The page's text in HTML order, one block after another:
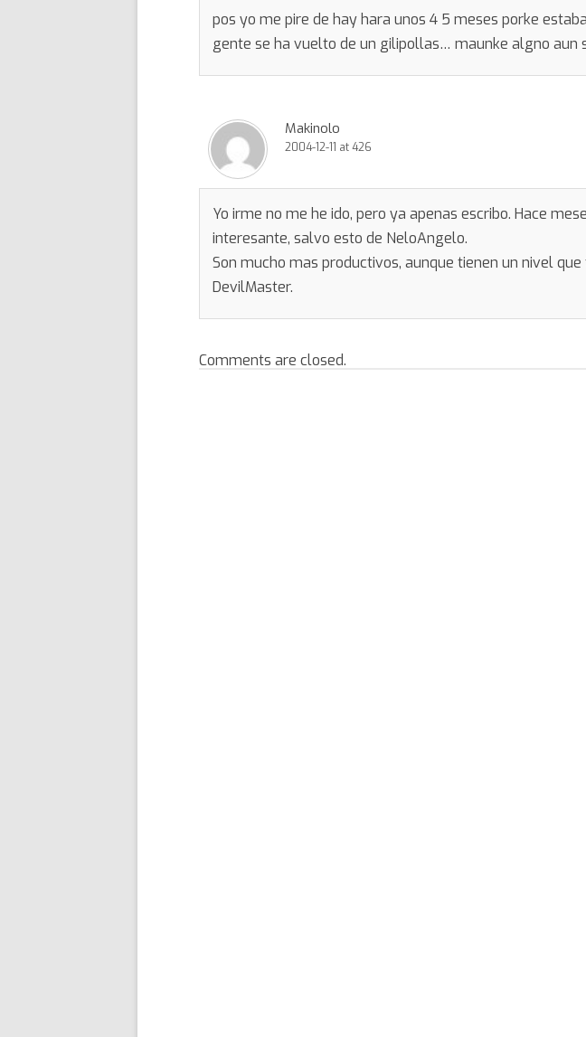
pos yo me pire de hay hara unos 4 5 meses porke
gente se ha vuelto de un gilipollas… maunke algno aun
Makinolo
2004-12-11 at 426
Yo irme no me he ido, pero ya apenas escribo. Hace
interesante, salvo esto de NeloAngelo.
Son mucho mas productivos, aunque tienen un nivel
DevilMaster.
Comments are closed.